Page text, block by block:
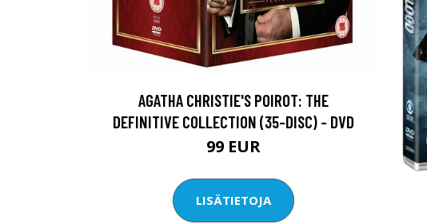
AGATHA CHRISTIE'S POIROT: THE
DEFINITIVE COLLECTION (35-DISC) - DVD
99 EUR
LISÄTIETOJA